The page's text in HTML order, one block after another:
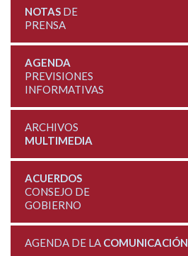
NOTASDE
PRENSA
AGENDA
PREVISIONES
INFORMATIVAS
ARCHIVOS
MULTIMEDIA
ACUERDOS
CONSEJO DE
GOBIERNO
AGENDA DE LA COMUNICACIÓN